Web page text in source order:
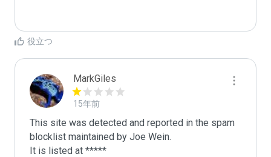
役立つ
MarkGiles
15年前
This site was detected and reported in the spam
blocklist maintained by Joe Wein.
It is listed at *****